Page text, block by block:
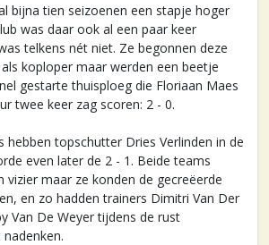
bijna tien seizoenen een stapje hoger
was daar ook al een paar keer
telkens nét niet. Ze begonnen deze
koploper maar werden een beetje
gestarte thuisploeg die Floriaan Maes
twee keer zag scoren: 2 - 0.
hebben topschutter Dries Verlinden in de
even later de 2 - 1. Beide teams
vizier maar ze konden de gecreëerde
en zo hadden trainers Dimitri Van Der
Van De Weyer tijdens de rust